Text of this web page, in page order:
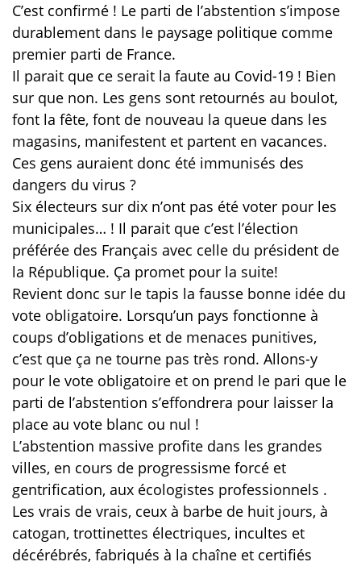
C’est confirmé ! Le parti de l’abstention s’impose
durablement dans le paysage politique comme
premier parti de France.
Il parait que ce serait la faute au Covid-19 ! Bien
sur que non. Les gens sont retournés au boulot,
font la fête, font de nouveau la queue dans les
magasins, manifestent et partent en vacances.
Ces gens auraient donc été immunisés des
dangers du virus ?
Six électeurs sur dix n’ont pas été voter pour les
municipales… ! Il parait que c’est l’élection
préférée des Français avec celle du président de
la République. Ça promet pour la suite!
Revient donc sur le tapis la fausse bonne idée du
vote obligatoire. Lorsqu’un pays fonctionne à
coups d’obligations et de menaces punitives,
c’est que ça ne tourne pas très rond. Allons-y
pour le vote obligatoire et on prend le pari que le
parti de l’abstention s’effondrera pour laisser la
place au vote blanc ou nul !
L’abstention massive profite dans les grandes
villes, en cours de progressisme forcé et
gentrification, aux écologistes professionnels .
Les vrais de vrais, ceux à barbe de huit jours, à
catogan, trottinettes électriques, incultes et
décérébrés, fabriqués à la chaîne et certifiés